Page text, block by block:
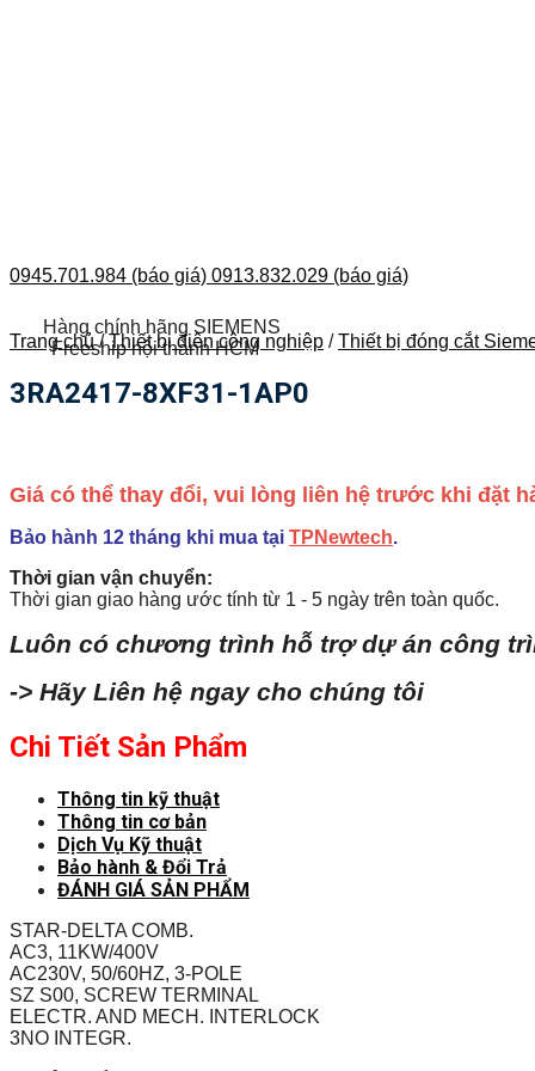
0945.701.984 (báo giá) 0913.832.029 (báo giá)
Hàng chính hãng SIEMENS
Freeship nội thành HCM
Trang chủ / Thiết bị điện công nghiệp / Thiết bị đóng cắt
3RA2417-8XF31-1AP0
Giá có thể thay đổi, vui lòng liên hệ trước khi đặt
Bảo hành 12 tháng khi mua tại TPNewtech.
Thời gian vận chuyển:
Thời gian giao hàng ước tính từ 1 - 5 ngày trên toàn quốc.
Luôn có chương trình hỗ trợ dự án công
-> Hãy Liên hệ ngay cho chúng tôi
Chi Tiết Sản Phẩm
Thông tin kỹ thuật
Thông tin cơ bản
Dịch Vụ Kỹ thuật
Bảo hành & Đổi Trả
ĐÁNH GIÁ SẢN PHẨM
STAR-DELTA COMB.
AC3, 11KW/400V
AC230V, 50/60HZ, 3-POLE
SZ S00, SCREW TERMINAL
ELECTR. AND MECH. INTERLOCK
3NO INTEGR.